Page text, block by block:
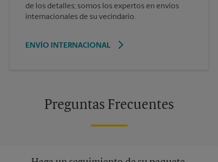
de los detalles; somos los expertos en envíos
internacionales de su vecindario.
ENVÍO INTERNACIONAL
Preguntas Frecuentes